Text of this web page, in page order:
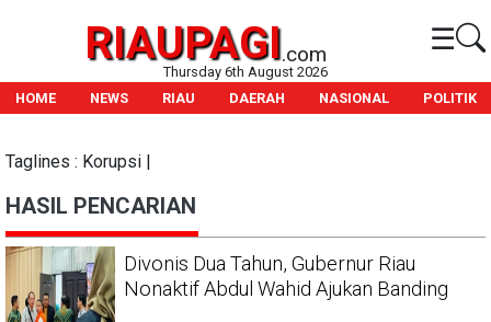
RIAUPAGI.com ☰
Thursday 6th August 2026
HOME
NEWS RIAU DAERAH NASIONAL POLITIK
Taglines : Korupsi |
HASIL PENCARIAN
Divonis Dua Tahun, Gubernur Riau
Nonaktif Abdul Wahid Ajukan Banding